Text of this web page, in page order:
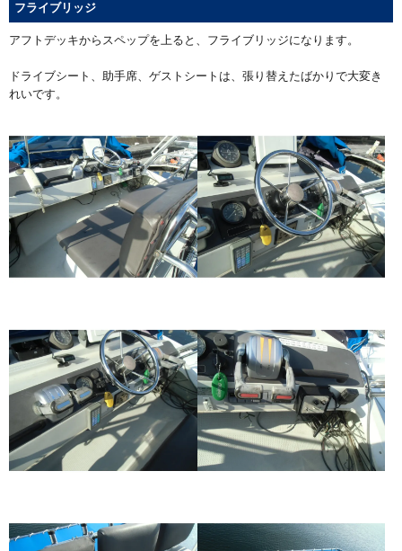
フライブリッジ
アフトデッキからスペップを上ると、フライブリッジになります。
ドライブシート、助手席、ゲストシートは、張り替えたばかりで大変き
れいです。